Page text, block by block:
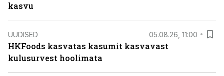
kasvu
UUDISED 05.08.26, 11:00
HKFoods kasvatas kasumit kasvavast
kulusurvest hoolimata